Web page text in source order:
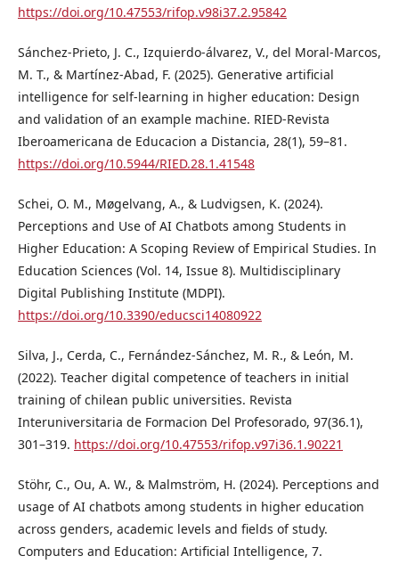
https://doi.org/10.47553/rifop.v98i37.2.95842
Sánchez-Prieto, J. C., Izquierdo-álvarez, V., del Moral-Marcos,
M. T., & Martínez-Abad, F. (2025). Generative artificial
intelligence for self-learning in higher education: Design
and validation of an example machine. RIED-Revista
Iberoamericana de Educacion a Distancia, 28(1), 59–81.
https://doi.org/10.5944/RIED.28.1.41548
Schei, O. M., Møgelvang, A., & Ludvigsen, K. (2024).
Perceptions and Use of AI Chatbots among Students in
Higher Education: A Scoping Review of Empirical Studies. In
Education Sciences (Vol. 14, Issue 8). Multidisciplinary
Digital Publishing Institute (MDPI).
https://doi.org/10.3390/educsci14080922
Silva, J., Cerda, C., Fernández-Sánchez, M. R., & León, M.
(2022). Teacher digital competence of teachers in initial
training of chilean public universities. Revista
Interuniversitaria de Formacion Del Profesorado, 97(36.1),
301–319. https://doi.org/10.47553/rifop.v97i36.1.90221
Stöhr, C., Ou, A. W., & Malmström, H. (2024). Perceptions and
usage of AI chatbots among students in higher education
across genders, academic levels and fields of study.
Computers and Education: Artificial Intelligence, 7.